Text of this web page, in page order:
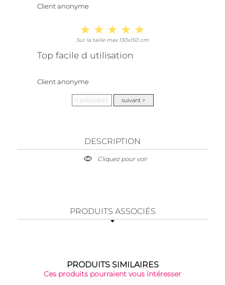
Client anonyme
Sur la taille max 130x150 cm
Top facile d utilisation
Client anonyme
DESCRIPTION
Cliquez pour voir
PRODUITS ASSOCIÉS
PRODUITS SIMILAIRES
Ces produits pourraient vous intéresser